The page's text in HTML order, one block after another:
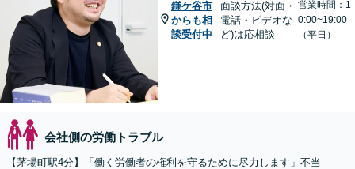
鎌ケ谷市
からも相
談受付中
面談方法(対面・
電話・ビデオな
ど)は応相談
営業時間：1
0:00~19:00
（平日）
会社側の労働トラブル
【茅場町駅4分】「働く労働者の権利を守るために尽力します」不当